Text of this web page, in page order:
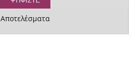
Αποτελέσματα